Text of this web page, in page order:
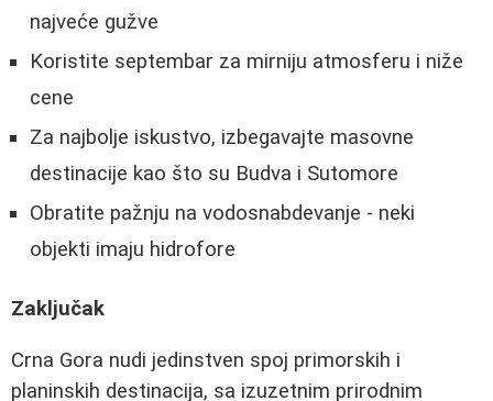
najveće gužve
Koristite septembar za mirniju atmosferu i niže
cene
Za najbolje iskustvo, izbegavajte masovne
destinacije kao što su Budva i Sutomore
Obratite pažnju na vodosnabdevanje - neki
objekti imaju hidrofore
Zaključak
Crna Gora nudi jedinstven spoj primorskih i
planinskih destinacija, sa izuzetnim prirodnim